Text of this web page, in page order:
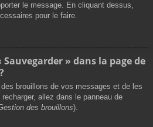
le message. En cliquant dessus,
pour le faire.
» dans la page de
des brouillons de vos messages et de les
allez dans le panneau de
des brouillons).